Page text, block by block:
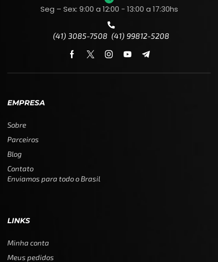
Seg – Sex: 9:00 a 12:00 - 13:00 a 17:30hs
(41) 3085-7508 (41) 99812-5208
EMPRESA
Sobre
Parceiros
Blog
Contato
Enviamos para todo o Brasil
LINKS
Minha conta
Meus pedidos